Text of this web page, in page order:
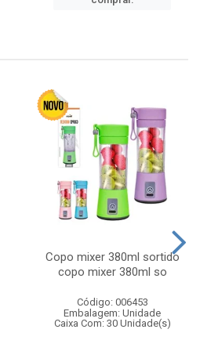
Copo mixer 380ml sortido
copo mixer 380ml so
Código: 006453
Embalagem: Unidade
Caixa Com: 30 Unidade(s)